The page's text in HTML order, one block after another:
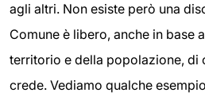
agli altri. Non esiste però una
Comune è libero, anche in base
territorio e della popolazione, di
crede. Vediamo qualche